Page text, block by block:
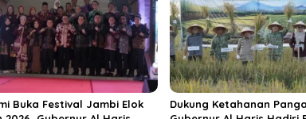
Buka Festival Jambi Elok
Dukung Ketahanan